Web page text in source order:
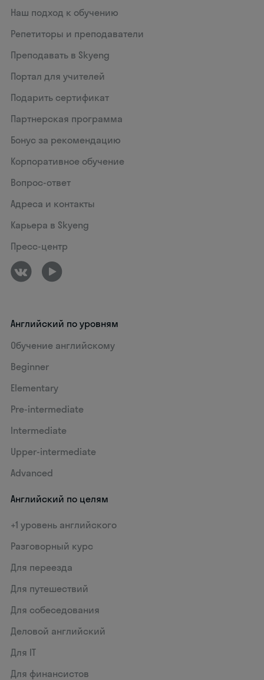
Наш подход к обучению
Репетиторы и преподаватели
Преподавать в Skyeng
Портал для учителей
Подарить сертификат
Партнерская программа
Бонус за рекомендацию
Корпоративное обучение
Вопрос-ответ
Адреса и контакты
Карьера в Skyeng
Пресс-центр
Английский по уровням
Обучение английскому
Beginner
Elementary
Pre-intermediate
Intermediate
Upper-intermediate
Advanced
Английский по целям
+1 уровень английского
Разговорный курс
Для переезда
Для путешествий
Для собеседования
Деловой английский
Для IT
Для финансистов